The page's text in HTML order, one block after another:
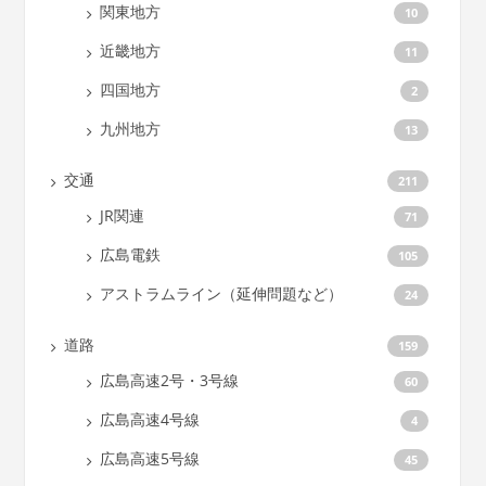
関東地方 10
近畿地方 11
四国地方 2
九州地方 13
交通 211
JR関連 71
広島電鉄 105
アストラムライン（延伸問題など） 24
道路 159
広島高速2号・3号線 60
広島高速4号線 4
広島高速5号線 45